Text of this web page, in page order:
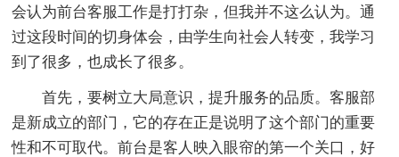
会认为前台客服工作是打打杂，但我并不这么认为。通
过这段时间的切身体会，由学生向社会人转变，我学习
到了很多，也成长了很多。
首先，要树立大局意识，提升服务的品质。客服部
是新成立的部门，它的存在正是说明了这个部门的重要
性和不可取代。前台是客人映入眼帘的第一个关口，好